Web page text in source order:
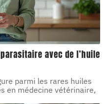
avec de l’huile
parmi les rares huiles
en médecine vétérinaire,